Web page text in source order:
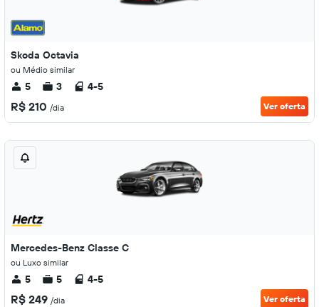
Skoda Octavia
ou Médio similar
5 3 4-5
R$ 210 /dia Ver oferta
Mercedes-Benz Classe C
ou Luxo similar
5 5 4-5
R$ 249 /dia Ver oferta